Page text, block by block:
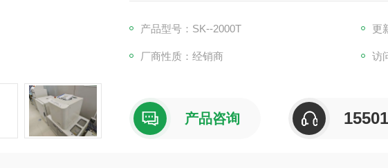
定制搅拌器
・ 如果一起使用适配器，则可以连接多个容器，
可能
产品型号：SK--2000T 更
厂商性质：经销商 访
产品咨询